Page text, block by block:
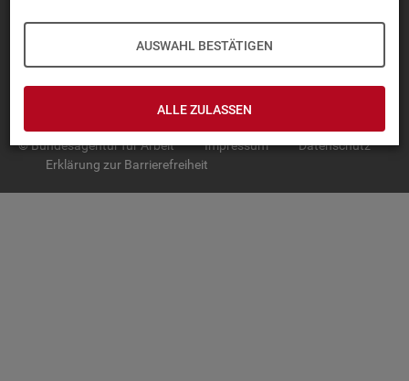
AUSWAHL BESTÄTIGEN
ALLE ZULASSEN
IN­TER­AK­TI­VE STA­TIS­TI­KEN
GRUND­LA­GEN
© Bundesagentur für Arbeit Impressum
Datenschutz
Erklärung zur Barrierefreiheit